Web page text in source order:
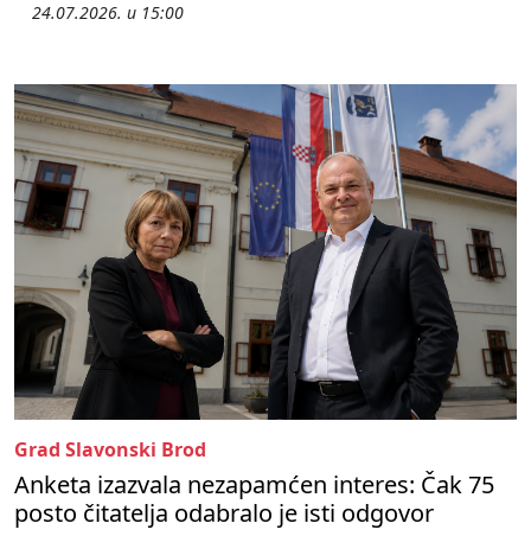
24.07.2026. u 15:00
Grad Slavonski Brod
Anketa izazvala nezapamćen interes: Čak 75
posto čitatelja odabralo je isti odgovor